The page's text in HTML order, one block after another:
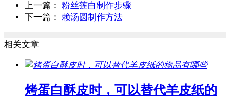
上一篇： 粉丝莲白制作步骤
下一篇： 赖汤圆制作方法
相关文章
烤蛋白酥皮时，可以替代羊皮纸的